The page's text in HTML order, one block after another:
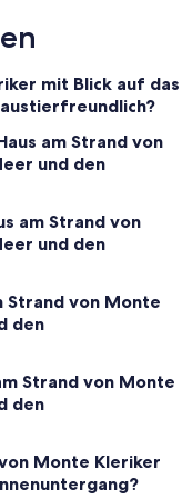
mit Blick auf das
am Strand von
und den
am Strand von
und den
Strand von Monte
den
Strand von Monte
den
Monte Kleriker